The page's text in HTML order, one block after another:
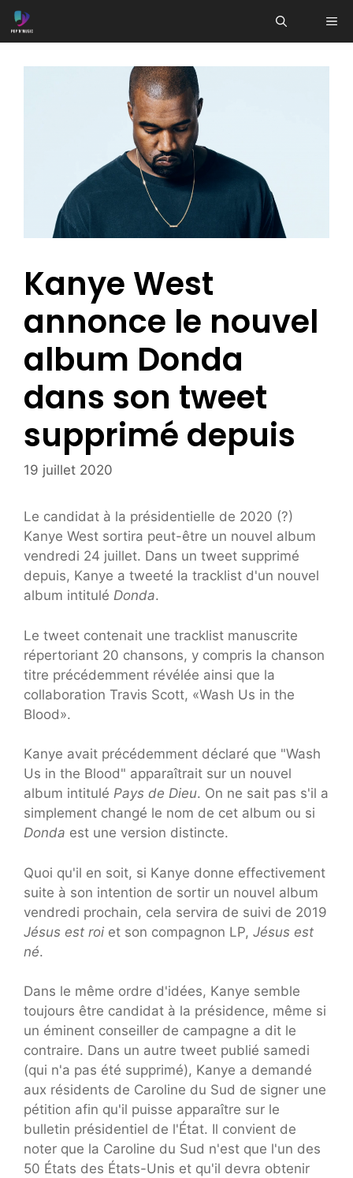
Aller
au
Kanye West
annonce le nouvel
album Donda
dans son tweet
supprimé depuis
19 juillet 2020
Le candidat à la présidentielle de 2020 (?)
Kanye West sortira peut-être un nouvel album
vendredi 24 juillet. Dans un tweet supprimé
depuis, Kanye a tweeté la tracklist d'un nouvel
album intitulé Donda.
Le tweet contenait une tracklist manuscrite
répertoriant 20 chansons, y compris la chanson
titre précédemment révélée ainsi que la
collaboration Travis Scott, «Wash Us in the
Blood».
Kanye avait précédemment déclaré que "Wash
Us in the Blood" apparaîtrait sur un nouvel
album intitulé Pays de Dieu. On ne sait pas s'il a
simplement changé le nom de cet album ou si
Donda est une version distincte.
Quoi qu'il en soit, si Kanye donne effectivement
suite à son intention de sortir un nouvel album
vendredi prochain, cela servira de suivi de 2019
Jésus est roi et son compagnon LP, Jésus est
né.
Dans le même ordre d'idées, Kanye semble
toujours être candidat à la présidence, même si
un éminent conseiller de campagne a dit le
contraire. Dans un autre tweet publié samedi
(qui n'a pas été supprimé), Kanye a demandé
aux résidents de Caroline du Sud de signer une
pétition afin qu'il puisse apparaître sur le
bulletin présidentiel de l'État. Il convient de
noter que la Caroline du Sud n'est que l'un des
50 États des États-Unis et qu'il devra obtenir